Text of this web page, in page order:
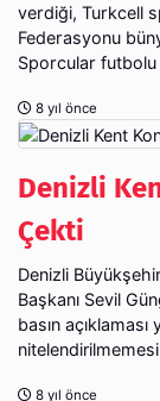
verdiği, Turkcell
Federasyonu
Sporcular futbolu
8 yıl önce
Denizli
Çekti
Denizli
Başkanı Sevil
basın
8 yıl önce